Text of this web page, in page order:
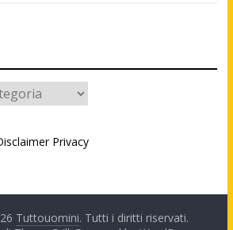
Privacy
Tuttouomini. Tutti i diritti riservati.